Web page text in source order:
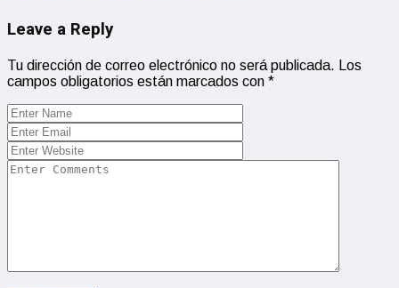
Leave a Reply
Tu dirección de correo electrónico no será publicada.
Los
campos obligatorios están marcados con *